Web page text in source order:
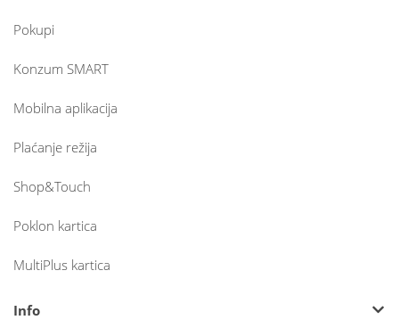
Pokupi
Konzum SMART
Mobilna aplikacija
Plaćanje režija
Shop&Touch
Poklon kartica
MultiPlus kartica
Info